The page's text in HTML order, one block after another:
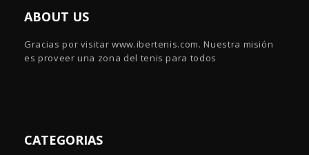
ABOUT US
Gracias por visitar www.ibertenis.com. Nuestra misión
es proveer una zona del tenis para todos
CATEGORIAS